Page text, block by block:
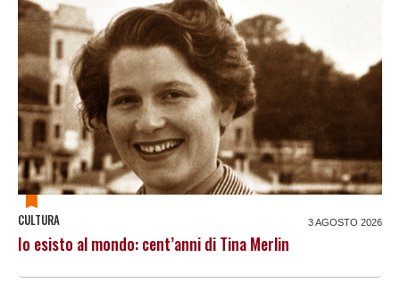
CULTURA 3 AGOSTO 2026
Io esisto al mondo: cent’anni di Tina Merlin